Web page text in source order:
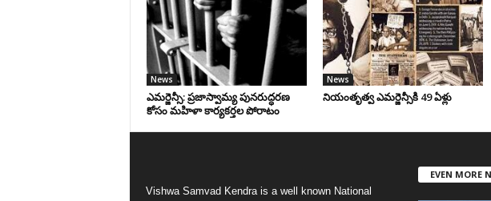
News
ఎమర్జెన్సీ: ప్రజాస్వామ్య పునరుద్ధరణ
కోసం మహిళా కార్యకర్తల పోరాటం
News
నియంతృత్వ ఎమర్జెన్సీకి 49 ఏళ్లు
Vishwa Samvad Kendra is a well known National
EVEN MORE